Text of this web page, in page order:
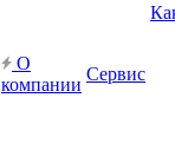
О
компании
Сервис